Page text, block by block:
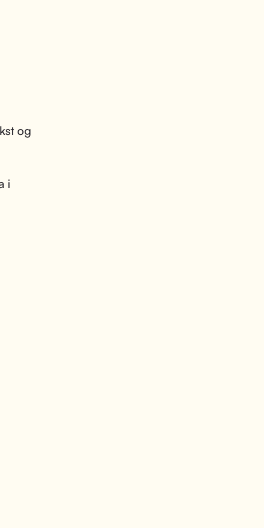
og
i